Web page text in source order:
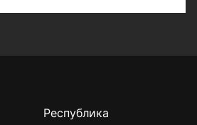
Республика